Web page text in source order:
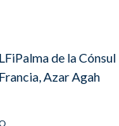
de la Cónsul
Azar Agah